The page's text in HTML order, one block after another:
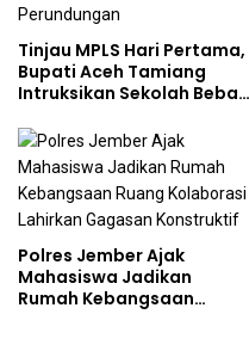
Tinjau MPLS Hari Pertama,
Bupati Aceh Tamiang
Intruksikan Sekolah Bebas
Polres Jember Ajak
Mahasiswa Jadikan
Rumah Kebangsaan